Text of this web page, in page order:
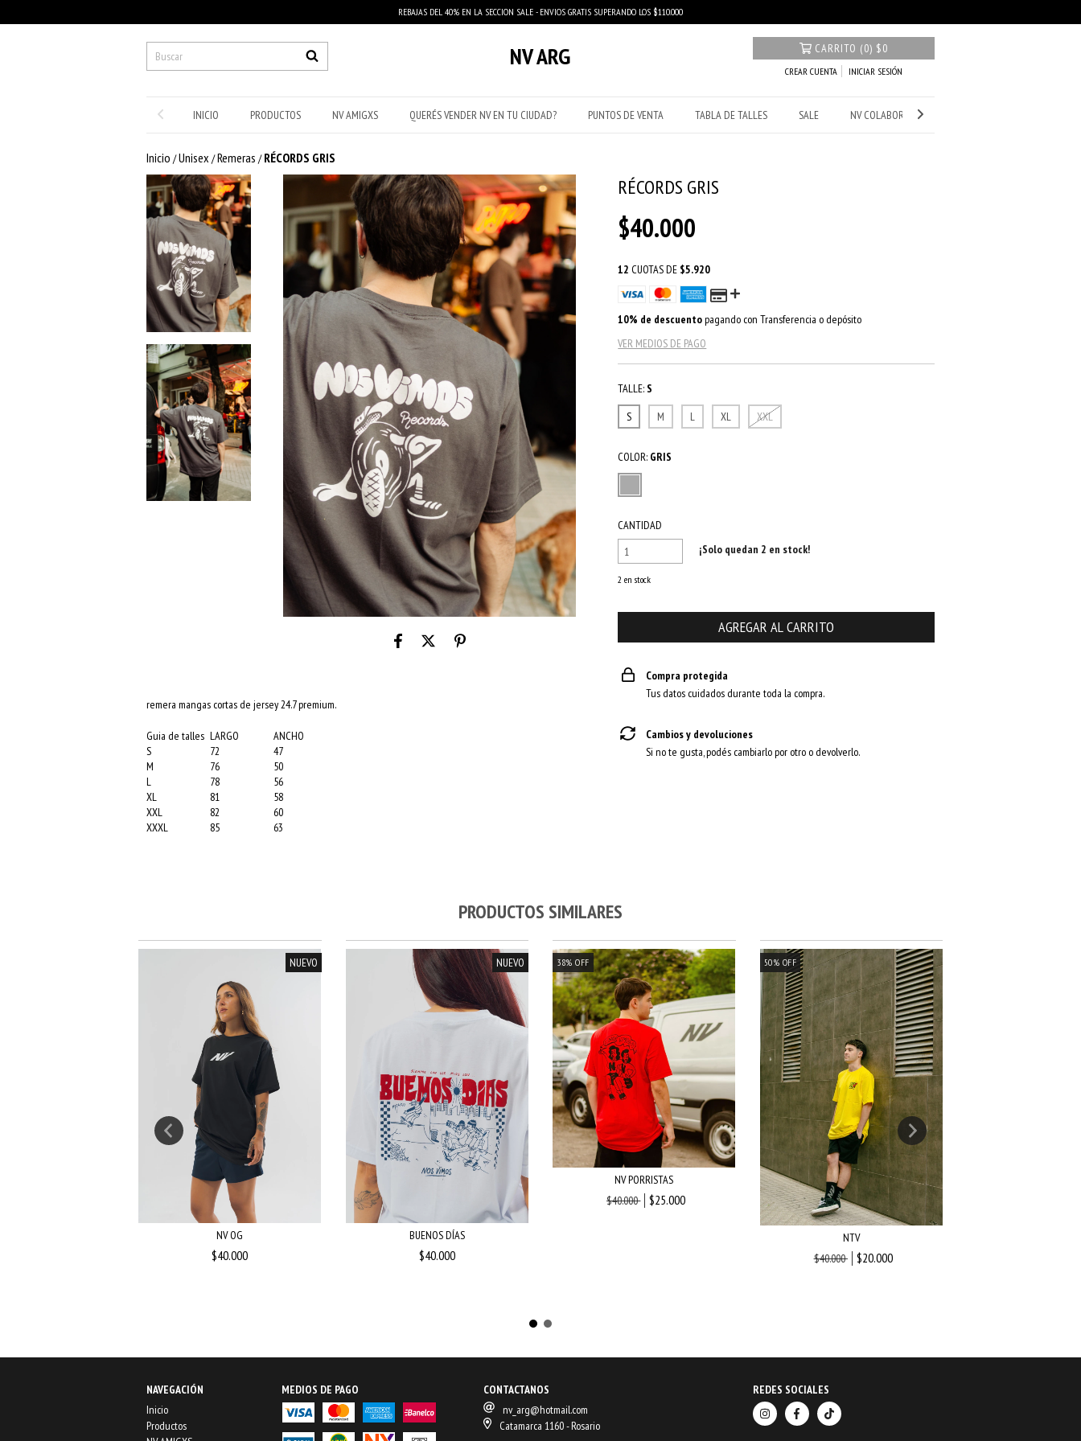
REBAJAS DEL 40% EN LA SECCION SALE - ENVIOS GRATIS SUPERANDO LOS $110.000
NV ARG CARRITO (0) $0
CREAR CUENTA INICIAR SESIÓN
INICIO PRODUCTOS NV AMIGXS QUERÉS VENDER NV EN TU CIUDAD? PUNTOS DE VENTA TABLA DE TALLES SALE NV COLABORACIONES
Inicio /Unisex /Remeras / RÉCORDS GRIS
remera mangas cortas de jersey 24.7 premium.
Guia de talles LARGO
ANCHO
S
72
47
M
76
50
L
78
56
XL
81
58
XXL
82
60
XXXL
85 63
RÉCORDS GRIS
$40.000
12 CUOTAS DE $5.920
10% de descuentopagando con Transferencia o depósito
VER MEDIOS DE PAGO
TALLE: S
S
M L XL XXL
COLOR: GRIS
CANTIDAD
2 en stock
¡Solo quedan 2 en stock!
Compra protegida
Tus datos cuidados durante toda la compra.
Cambios y devoluciones
Si no te gusta, podés cambiarlo por otro o devolverlo.
PRODUCTOS SIMILARES
NUEVO
NV OG
$40.000
NUEVO
BUENOS DÍAS
$40.000
38% OFF
NV PORRISTAS
$40.000
$25.000
50% OFF
NTV
$40.000
$20.000
NAVEGACIÓN
Inicio
Productos
MEDIOS DE PAGO
CONTACTANOS
nv_arg@hotmail.com
Catamarca 1160 - Rosario
REDES SOCIALES